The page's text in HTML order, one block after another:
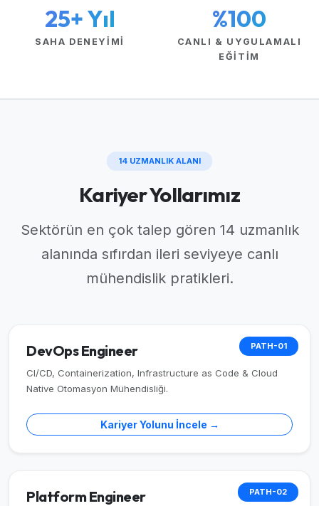
25+ Yıl
SAHA DENEYIMI
%100
CANLI & UYGULAMALI
EĞITIM
14 UZMANLIK ALANI
Kariyer Yollarımız
Sektörün en çok talep gören 14 uzmanlık
alanında sıfırdan ileri seviyeye canlı
mühendislik pratikleri.
PATH-01
DevOps Engineer
CI/CD, Containerization, Infrastructure as Code & Cloud
Native Otomasyon Mühendisliği.
Kariyer Yolunu İncele →
PATH-02
Platform Engineer